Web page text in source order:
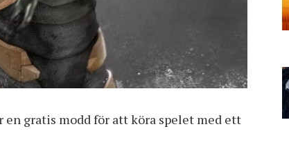
en gratis moddför att köra spelet med ett